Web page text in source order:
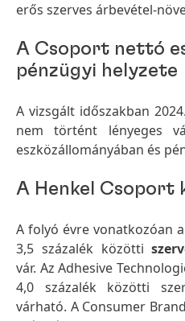
erős szerves árbevétel-
A Csoport nettó
pénzügyi helyzete
A vizsgált időszakban
nem történt lényeges
eszközállományában és
A Henkel Csoport
A folyó évre vonatkozóan
3,5 százalék közötti
vár. Az Adhesive
4,0 százalék közötti
várható. A Consumer